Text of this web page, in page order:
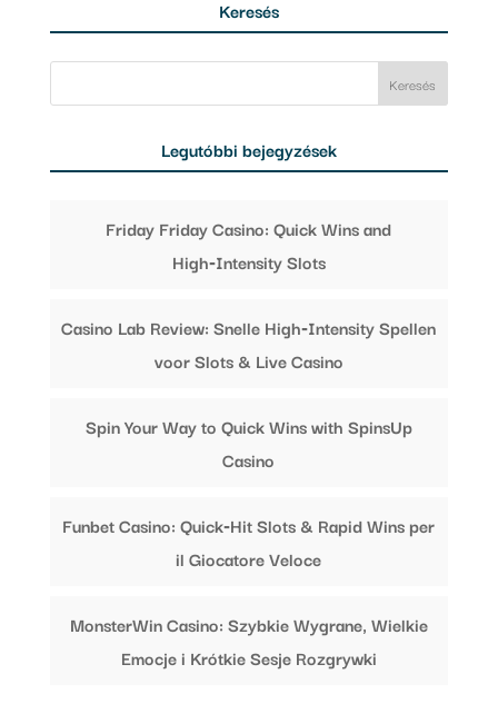
Keresés
Legutóbbi bejegyzések
Friday Friday Casino: Quick Wins and
High‑Intensity Slots
Casino Lab Review: Snelle High‑Intensity Spellen
voor Slots & Live Casino
Spin Your Way to Quick Wins with SpinsUp
Casino
Funbet Casino: Quick‑Hit Slots & Rapid Wins per
il Giocatore Veloce
MonsterWin Casino: Szybkie Wygrane, Wielkie
Emocje i Krótkie Sesje Rozgrywki